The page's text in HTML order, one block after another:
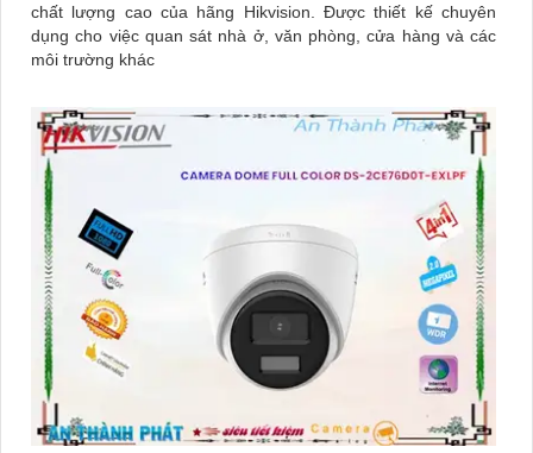
chất lượng cao của hãng Hikvision. Được thiết kế chuyên
dụng cho việc quan sát nhà ở, văn phòng, cửa hàng và các
môi trường khác